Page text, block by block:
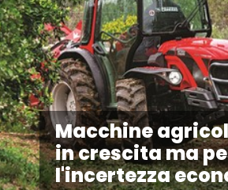
Macchine
in crescita ma
l'incertezza